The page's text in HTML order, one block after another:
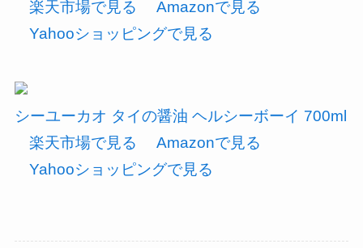
楽天市場で見る
Amazonで見る
Yahooショッピングで見る
シーユーカオ タイの醤油 ヘルシーボーイ 700ml
楽天市場で見る
Amazonで見る
Yahooショッピングで見る